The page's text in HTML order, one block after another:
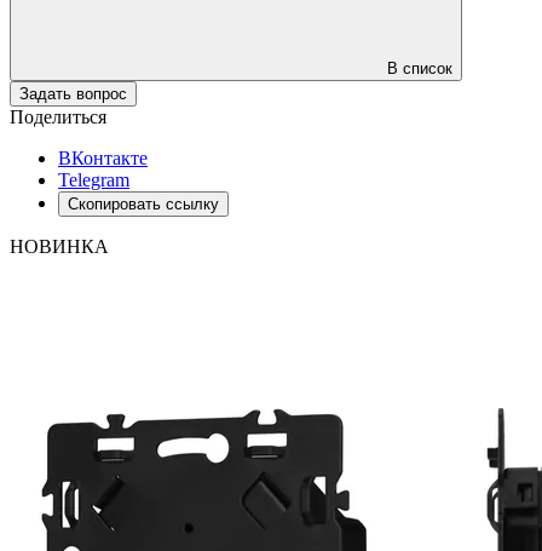
В список
Задать вопрос
Поделиться
ВКонтакте
Telegram
Скопировать ссылку
НОВИНКА